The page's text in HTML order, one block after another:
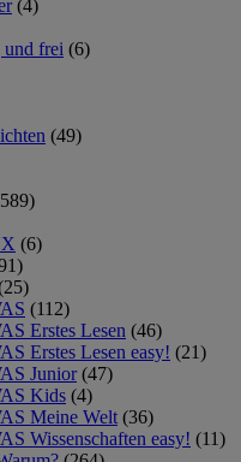
(4)
frei (6)
(49)
(6)
(112)
Erstes Lesen (46)
Erstes Lesen easy! (21)
Junior (47)
Kids (4)
Meine Welt (36)
Wissenschaften easy! (11)